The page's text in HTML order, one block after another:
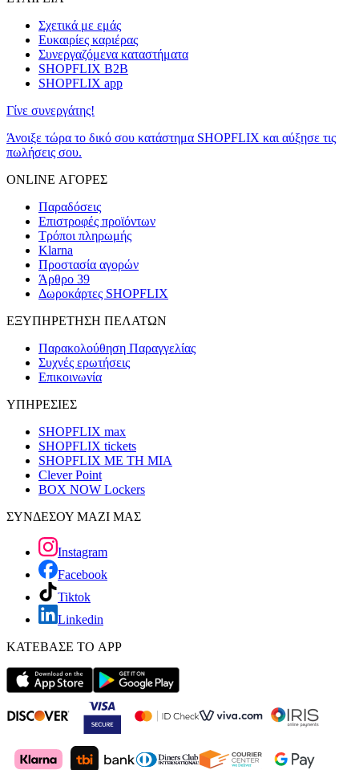
Σχετικά με εμάς
Ευκαιρίες καριέρας
Συνεργαζόμενα καταστήματα
SHOPFLIX B2B
SHOPFLIX app
Γίνε συνεργάτης!
Άνοιξε τώρα το δικό σου κατάστημα SHOPFLIX και αύξησε τις
πωλήσεις σου.
ONLINE ΑΓΟΡΕΣ
Παραδόσεις
Επιστροφές προϊόντων
Τρόποι πληρωμής
Klarna
Προστασία αγορών
Άρθρο 39
Δωροκάρτες SHOPFLIX
ΕΞΥΠΗΡΕΤΗΣΗ ΠΕΛΑΤΩΝ
Παρακολούθηση Παραγγελίας
Συχνές ερωτήσεις
Επικοινωνία
ΥΠΗΡΕΣΙΕΣ
SHOPFLIX max
SHOPFLIX tickets
SHOPFLIX ΜΕ ΤΗ ΜΙΑ
Clever Point
BOX NOW Lockers
ΣΥΝΔΕΣΟΥ ΜΑΖΙ ΜΑΣ
Instagram
Facebook
Tiktok
Linkedin
ΚΑΤΕΒΑΣΕ ΤΟ APP